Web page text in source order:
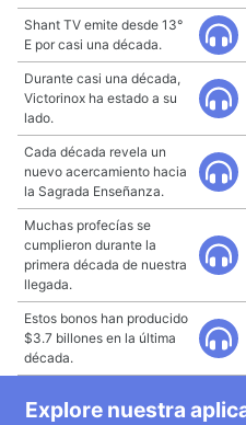
Shant TV emite desde 13°
E por casi una década.
Durante casi una década,
Victorinox ha estado a su
lado.
Cada década revela un
nuevo acercamiento hacia
la Sagrada Enseñanza.
Muchas profecías se
cumplieron durante la
primera década de nuestra
llegada.
Estos bonos han producido
$3.7 billones en la última
década.
Explore nuestra